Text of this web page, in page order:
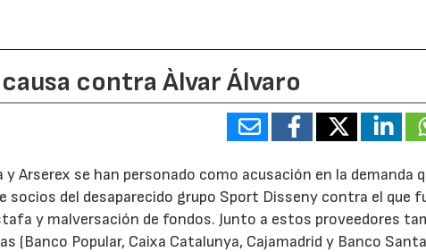
contra Àlvar Álvaro
Arserex se han personado como acusación en la demanda
socios del desaparecido grupo Sport Disseny contra el que
y malversación de fondos. Junto a estos proveedores
(Banco Popular, Caixa Catalunya, Cajamadrid y Banco